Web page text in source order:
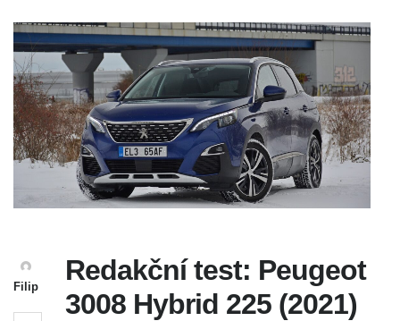
Filip
Redakční test: Peugeot
3008 Hybrid 225 (2021)